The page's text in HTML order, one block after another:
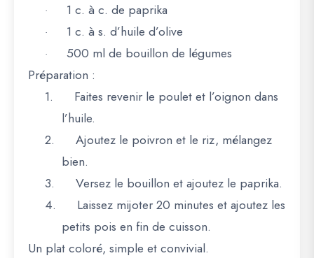
· 1 c. à c. de paprika
· 1 c. à s. d’huile d’olive
·
500 ml de bouillon de légumes
Préparation :
1.
Faites revenir le poulet et l’oignon dans
l’huile.
2.
Ajoutez le poivron et le riz, mélangez
bien.
3.
Versez le bouillon et ajoutez le paprika.
4.
Laissez mijoter 20 minutes et ajoutez les
petits pois en fin de cuisson.
Un plat coloré, simple et convivial.